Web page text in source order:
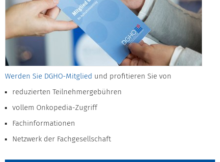
Werden Sie DGHO-Mitglied und profitieren Sie von
reduzierten Teilnehmergebühren
vollem Onkopedia-Zugriff
Fachinformationen
Netzwerk der Fachgesellschaft